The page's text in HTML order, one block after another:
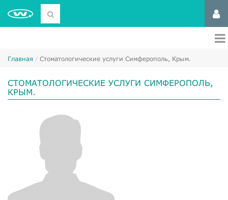
Главная Стоматологические услуги Симферополь, Крым.
СТОМАТОЛОГИЧЕСКИЕ УСЛУГИ СИМФЕРОПОЛЬ,
КРЫМ.